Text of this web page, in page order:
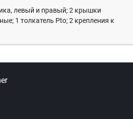
левый и правый; 2 крышки
1 толкатель Pto; 2 крепления к